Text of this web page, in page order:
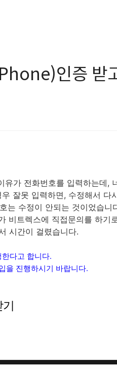
인증 받
가 전화번호를 입력하는데,
잘못 입력하면, 수정해서 다
는 수정이 안되는 것이었습니
비트렉스에 직접문의를 하기
시간이 걸렸습니다.
다고 합니다.
을 진행하시기 바랍니다.